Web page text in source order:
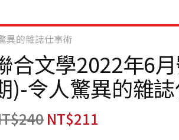
異的雜誌仕事術
合文學2022年6
)-令人驚異的雜
240NT$211